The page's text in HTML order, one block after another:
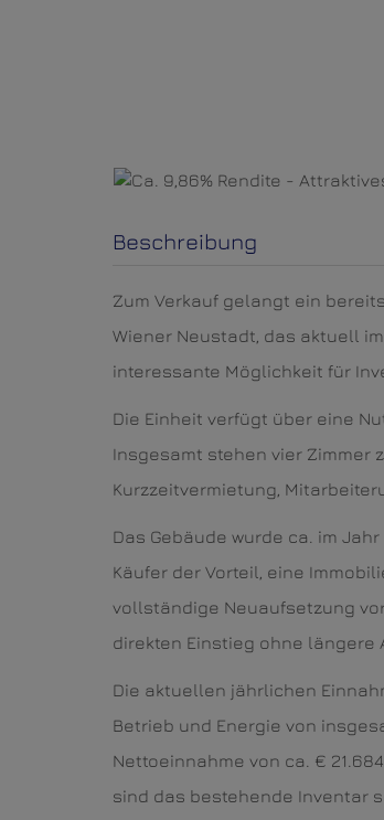
Beschreibung
Zum Verkauf gelangt ein
Wiener Neustadt, das aktuell
interessante Möglichkeit für
Die Einheit verfügt über eine
Insgesamt stehen vier Zimmer
Kurzzeitvermietung,
Das Gebäude wurde ca. im
Käufer der Vorteil, eine
vollständige Neuaufsetzung
direkten Einstieg ohne längere
Die aktuellen jährlichen
Betrieb und Energie von
Nettoeinnahme von ca. €
sind das bestehende Inventar